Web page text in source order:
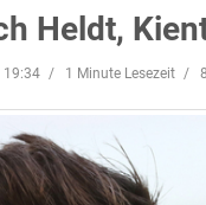
Heldt,
19:34 1 Minute Lesezeit